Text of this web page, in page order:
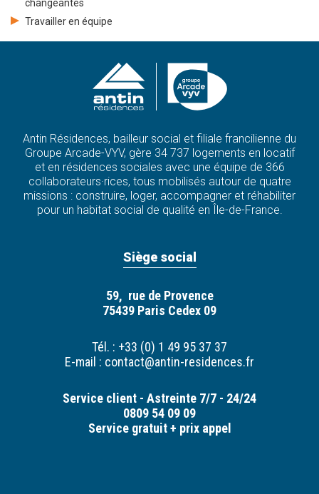
changeantes
Travailler en équipe
Antin Résidences, bailleur social et filiale francilienne du
Groupe Arcade-VYV, gère 34 737 logements en locatif
et en résidences sociales avec une équipe de 366
collaborateurs·rices, tous mobilisés autour de quatre
missions : construire, loger, accompagner et réhabiliter
pour un habitat social de qualité en Île-de-France.
Siège social
59, rue de Provence
75439 Paris Cedex 09
Tél. : +33 (0) 1 49 95 37 37
E-mail : contact@antin-residences.fr
Service client - Astreinte 7/7 - 24/24
0809 54 09 09
Service gratuit + prix appel